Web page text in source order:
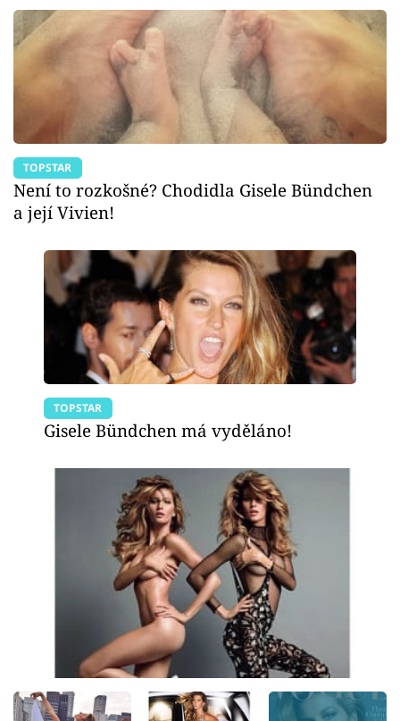
TOPSTAR
Není to rozkošné? Chodidla Gisele Bündchen
a její Vivien!
TOPSTAR
Gisele Bündchen má vyděláno!